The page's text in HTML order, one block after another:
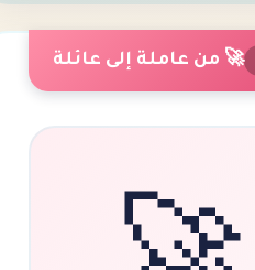
🚀 من عاملة إلى عائلة